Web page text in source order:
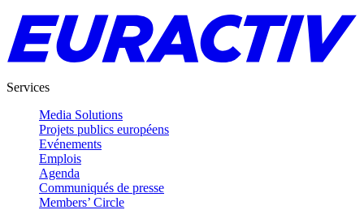
Services
Media Solutions
Projets publics européens
Evénements
Emplois
Agenda
Communiqués de presse
Members’ Circle